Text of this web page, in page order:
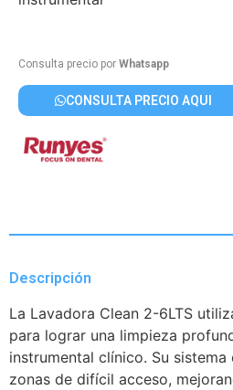
Consulta precio por Whatsapp
CONSULTA PRECIO AQUI
Descripción
La Lavadora Clean 2-6LTS
para lograr una limpieza
instrumental clínico. Su sistema
zonas de difícil acceso,